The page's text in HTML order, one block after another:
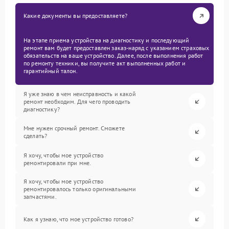
Какие документы вы предоставляете?
На этапе приема устройства на диагностику и последующий
ремонт вам будет предоставлен заказ-наряд с указанием страховых
обязательств на ваше устройство. Далее, после выполнения работ
по ремонту техники, вы получите акт выполненных работ и
гарантийный талон.
Я уже знаю в чем неисправность и какой
ремонт необходим. Для чего проводить
диагностику?
Мне нужен срочный ремонт. Сможете
сделать?
Я хочу, чтобы мое устройство
ремонтировали при мне.
Я хочу, чтобы мое устройство
ремонтировалось только оригинальными
запчастями.
Как я узнаю, что мое устройство готово?